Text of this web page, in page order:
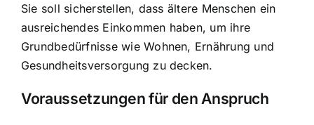
Sie soll sicherstellen, dass ältere Menschen ein
ausreichendes Einkommen haben, um ihre
Grundbedürfnisse wie Wohnen, Ernährung und
Gesundheitsversorgung zu decken.
Voraussetzungen für den Anspruch